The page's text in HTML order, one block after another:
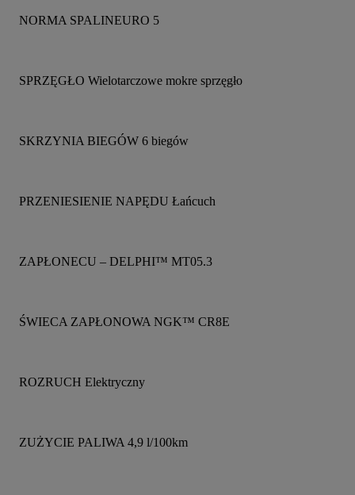
NORMA SPALINEURO 5
SPRZĘGŁO Wielotarczowe mokre sprzęgło
SKRZYNIA BIEGÓW 6 biegów
PRZENIESIENIE NAPĘDU Łańcuch
ZAPŁONECU – DELPHI™ MT05.3
ŚWIECA ZAPŁONOWA NGK™ CR8E
ROZRUCH Elektryczny
ZUŻYCIE PALIWA 4,9 l/100km